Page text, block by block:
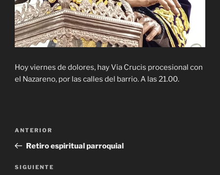
Hoy viernes de dolores, hay Via Crucis procesional con
el Nazareno, por las calles del barrio. A las 21.00.
entradas
Entrada
anterior:
ANTERIOR
Retiro espiritual parroquial
Siguiente
SIGUIENTE